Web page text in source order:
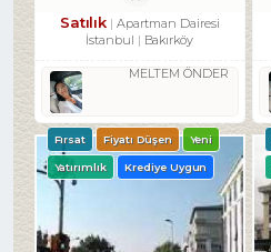
Satılık
Apartman Dairesi
İstanbul
Bakırköy
MELTEM ÖNDER
Fırsat Fiyatı Düşen Yeni
Yatırımlık Krediye Uygun